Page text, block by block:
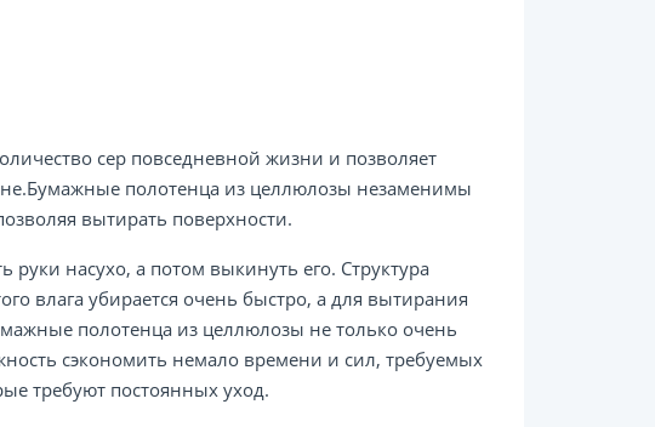
сер повседневной жизни и позволяет
полотенца из целлюлозы незаменимы
вытирать поверхности.
руки насухо, а потом выкинуть его. Структура
влага убирается очень быстро, а для вытирания
полотенца из целлюлозы не только очень
сэкономить немало времени и сил, требуемых
требуют постоянных уход.